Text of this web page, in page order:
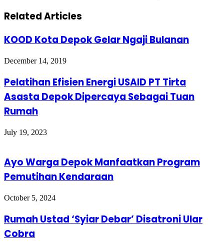
Related Articles
KOOD Kota Depok Gelar Ngaji Bulanan
December 14, 2019
Pelatihan Efisien Energi USAID PT Tirta
Asasta Depok Dipercaya Sebagai Tuan
Rumah
July 19, 2023
Ayo Warga Depok Manfaatkan Program
Pemutihan Kendaraan
October 5, 2024
Rumah Ustad ‘Syiar Debar’ Disatroni Ular
Cobra